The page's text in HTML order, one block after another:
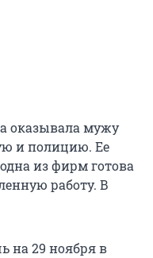
оказывала мужу
и полицию. Ее
из фирм готова
работу. В
на 29 ноября в